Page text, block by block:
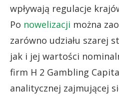
wpływają regulacje
Po nowelizacji można
zarówno udziału szarej
jak i jej wartości
firm H 2 Gambling
analitycznej zajmującej